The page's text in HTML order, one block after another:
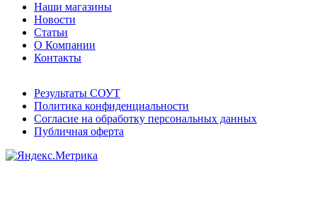
Наши магазины
Новости
Статьи
О Компании
Контакты
Результаты СОУТ
Политика конфиденциальности
Согласие на обработку персональных данных
Публичная оферта